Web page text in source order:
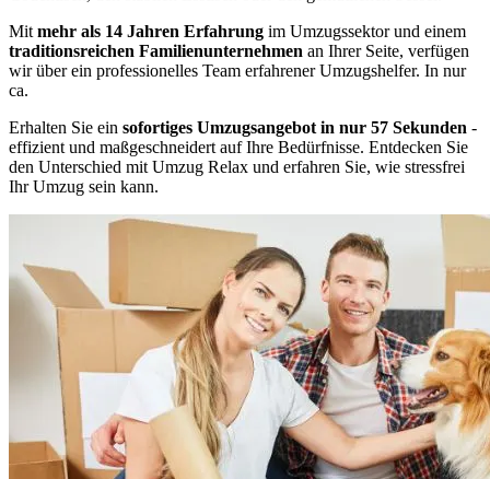
Mit mehr als 14 Jahren Erfahrung im Umzugssektor und einem
traditionsreichen Familienunternehmen an Ihrer Seite, verfügen
wir über ein professionelles Team erfahrener Umzugshelfer. In nur
ca.
Erhalten Sie ein sofortiges Umzugsangebot in nur 57 Sekunden -
effizient und maßgeschneidert auf Ihre Bedürfnisse. Entdecken Sie
den Unterschied mit Umzug Relax und erfahren Sie, wie stressfrei
Ihr Umzug sein kann.